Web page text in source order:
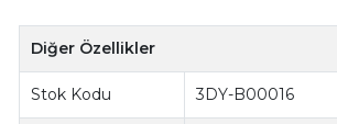
Diğer Özellikler
Stok Kodu 3DY-B00016